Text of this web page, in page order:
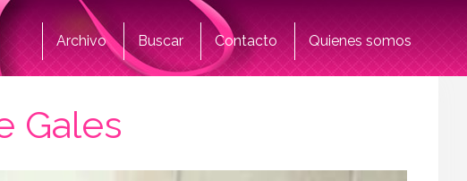
Archivo Buscar Contacto Quienes somos
Gales